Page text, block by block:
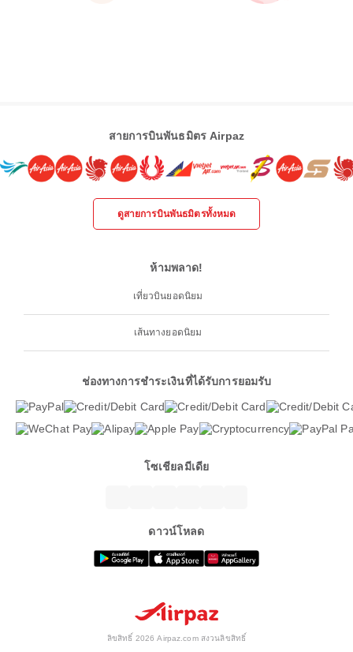
สายการบินพันธมิตร Airpaz
ดูสายการบินพันธมิตรทั้งหมด
ห้ามพลาด!
เที่ยวบินยอดนิยม
เส้นทางยอดนิยม
ช่องทางการชำระเงินที่ได้รับการยอมรับ
โซเชียลมีเดีย
ดาวน์โหลด
ลิขสิทธิ์ 2026 Airpaz.com สงวนลิขสิทธิ์